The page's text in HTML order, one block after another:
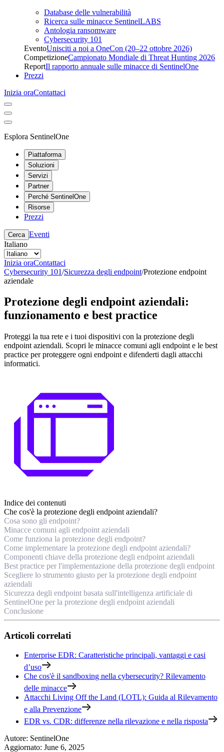
Database delle vulnerabilità
Ricerca sulle minacce SentinelLABS
Antologia ransomware
Cybersecurity 101
EventoUnisciti a noi a OneCon (20–22 ottobre 2026)
CompetizioneCampionato Mondiale di Threat Hunting 2026
ReportIl rapporto annuale sulle minacce di SentinelOne
Prezzi
Inizia oraContattaci
Esplora SentinelOne
Piattaforma
Soluzioni
Servizi
Partner
Perché SentinelOne
Risorse
Prezzi
Cerca Eventi
Italiano
Inizia oraContattaci
Cybersecurity 101/Sicurezza degli endpoint/Protezione endpoint
aziendale
Protezione degli endpoint aziendali:
funzionamento e best practice
Proteggi la tua rete e i tuoi dispositivi con la protezione degli
endpoint aziendali. Scopri le minacce comuni agli endpoint e le best
practice per proteggere ogni endpoint e difenderti dagli attacchi
informatici.
Indice dei contenuti
Che cos'è la protezione degli endpoint aziendali?
Cosa sono gli endpoint?
Minacce comuni agli endpoint aziendali
Come funziona la protezione degli endpoint?
Come implementare la protezione degli endpoint aziendali?
Componenti chiave della protezione degli endpoint aziendali
Best practice per l'implementazione della protezione degli endpoint
Scegliere lo strumento giusto per la protezione degli endpoint
aziendali
Sicurezza degli endpoint basata sull'intelligenza artificiale di
SentinelOne per la protezione degli endpoint aziendali
Conclusione
Articoli correlati
Enterprise EDR: Caratteristiche principali, vantaggi e casi
d’uso
Che cos'è il sandboxing nella cybersecurity? Rilevamento
delle minacce
Attacchi Living Off the Land (LOTL): Guida al Rilevamento
e alla Prevenzione
EDR vs. CDR: differenze nella rilevazione e nella risposta
Autore: SentinelOne
Aggiornato: June 6, 2025